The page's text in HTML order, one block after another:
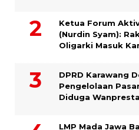
Ketua Forum
(Nurdin Syam):
Oligarki Masuk
DPRD Karawang
Pengelolaan
Diduga
LMP Mada Jawa